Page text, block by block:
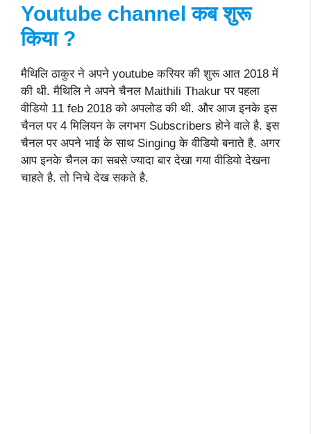
Youtube channel कब शुरू
किया ?
मैथिलि ठाकुर ने अपने youtube करियर की शुरू आत 2018 में
की थी. मैथिलि ने अपने चैनल Maithili Thakur पर पहला
वीडियो 11 feb 2018 को अपलोड की थी. और आज इनके इस
चैनल पर 4 मिलियन के लगभग Subscribers होने वाले है. इस
चैनल पर अपने भाई के साथ Singing के वीडियो बनाते है. अगर
आप इनके चैनल का सबसे ज्यादा बार देखा गया वीडियो देखना
चाहते है. तो निचे देख सकते है.